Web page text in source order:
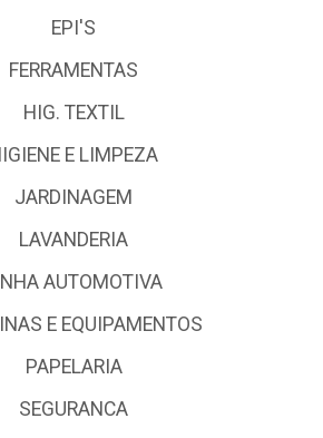
EPI'S
FERRAMENTAS
HIG. TEXTIL
E LIMPEZA
JARDINAGEM
LAVANDERIA
AUTOMOTIVA
E EQUIPAMENTOS
PAPELARIA
SEGURANCA